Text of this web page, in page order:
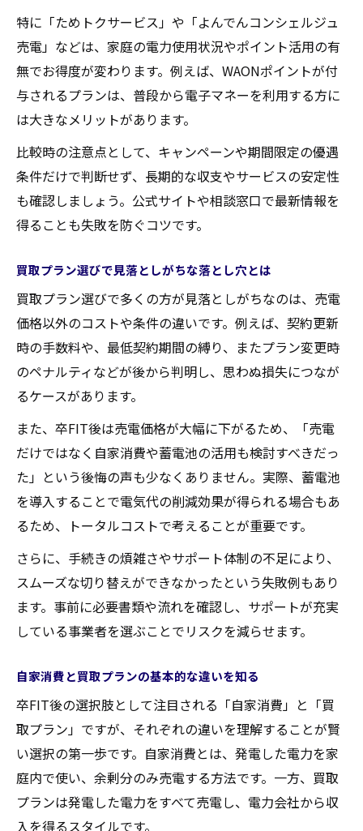
すか
切り替え時に注意したい買取手続きのコツ
買取プランの切り替え手続きで失敗しない
方法
問
手続き漏れを防ぐ買取プラン確認ポイント
問い合わせ時に伝えるべき買取情報の整理
法
ためトクサービス利用時の注意点をチェッ
ク
2026年度以降に有利な運用策を深掘りする
2026年度の新買取プランに向けた準備ポイ
ント
固定買取制度後に備えるプラン運用の最適
化策
買取プランを活かす家計防衛の賢い選択肢
制度改定後の買取運用で損しないための工
夫
四国電力系買取プランの今後の展望を予測
特に「ためトクサービス」や「よんでんコンシェルジュ
売電」などは、家庭の電力使用状況やポイント活用の有
無でお得度が変わります。例えば、WAONポイントが付
与されるプランは、普段から電子マネーを利用する方に
は大きなメリットがあります。
比較時の注意点として、キャンペーンや期間限定の優遇
条件だけで判断せず、長期的な収支やサービスの安定性
も確認しましょう。公式サイトや相談窓口で最新情報を
得ることも失敗を防ぐコツです。
買取プラン選びで見落としがちな落とし穴とは
買取プラン選びで多くの方が見落としがちなのは、売電
価格以外のコストや条件の違いです。例えば、契約更新
時の手数料や、最低契約期間の縛り、またプラン変更時
のペナルティなどが後から判明し、思わぬ損失につなが
るケースがあります。
また、卒FIT後は売電価格が大幅に下がるため、「売電
だけではなく自家消費や蓄電池の活用も検討すべきだっ
た」という後悔の声も少なくありません。実際、蓄電池
を導入することで電気代の削減効果が得られる場合もあ
るため、トータルコストで考えることが重要です。
さらに、手続きの煩雑さやサポート体制の不足により、
スムーズな切り替えができなかったという失敗例もあり
ます。事前に必要書類や流れを確認し、サポートが充実
している事業者を選ぶことでリスクを減らせます。
自家消費と買取プランの基本的な違いを知る
卒FIT後の選択肢として注目される「自家消費」と「買
取プラン」ですが、それぞれの違いを理解することが賢
い選択の第一歩です。自家消費とは、発電した電力を家
庭内で使い、余剰分のみ売電する方法です。一方、買取
プランは発電した電力をすべて売電し、電力会社から収
入を得るスタイルです。